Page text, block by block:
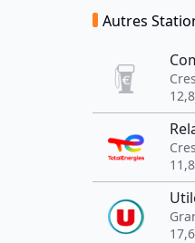
Autres